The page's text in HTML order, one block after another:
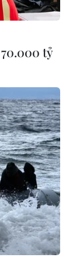
thăm
thăm đầu
London
tỷ